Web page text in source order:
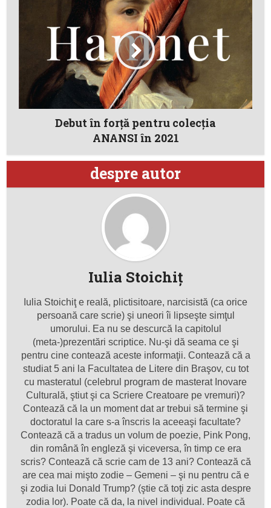
Debut în forță pentru colecţia
ANANSI în 2021
despre autor
Iulia Stoichiţ
Iulia Stoichiţ e reală, plictisitoare, narcisistă (ca orice
persoană care scrie) şi uneori îi lipseşte simţul
umorului. Ea nu se descurcă la capitolul
(meta-)prezentări scriptice. Nu-şi dă seama ce şi
pentru cine contează aceste informaţii. Contează că a
studiat 5 ani la Facultatea de Litere din Braşov, cu tot
cu masteratul (celebrul program de masterat Inovare
Culturală, ştiut şi ca Scriere Creatoare pe vremuri)?
Contează că la un moment dat ar trebui să termine şi
doctoratul la care s-a înscris la aceeaşi facultate?
Contează că a tradus un volum de poezie, Pink Pong,
din română în engleză şi viceversa, în timp ce era
scris? Contează că scrie cam de 13 ani? Contează că
are cea mai mişto zodie – Gemeni – şi nu pentru că e
şi zodia lui Donald Trump? (ştie că toţi zic asta despre
zodia lor). Poate că da, la nivel individual. Poate că